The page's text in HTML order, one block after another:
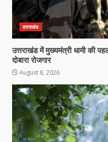
उत्तराखंड
उत्तराखंड में मुख्यमंत्री धामी की
दोबारा रोजगार
August 8, 2026